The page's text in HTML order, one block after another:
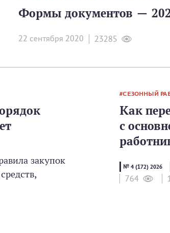
Формы документов —
22 сентября 2020 23285
закупок
СЕЗОННЫЙ
Как
с
№ 4 (172) 2026
764